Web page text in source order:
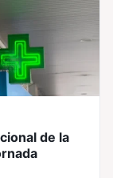
de la